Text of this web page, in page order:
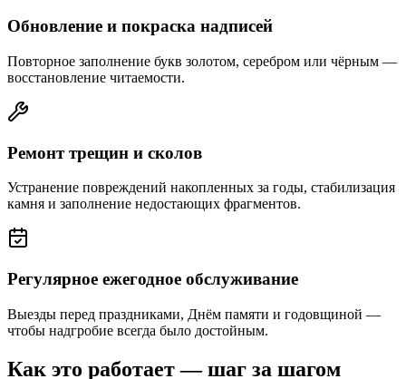
Обновление и покраска надписей
Повторное заполнение букв золотом, серебром или чёрным —
восстановление читаемости.
Ремонт трещин и сколов
Устранение повреждений накопленных за годы, стабилизация
камня и заполнение недостающих фрагментов.
Регулярное ежегодное обслуживание
Выезды перед праздниками, Днём памяти и годовщиной —
чтобы надгробие всегда было достойным.
Как это работает — шаг за шагом